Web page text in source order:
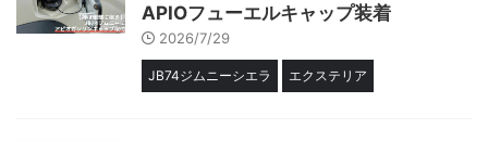
APIOフューエルキャップ装着
2026/7/29
JB74ジムニーシエラ エクステリア